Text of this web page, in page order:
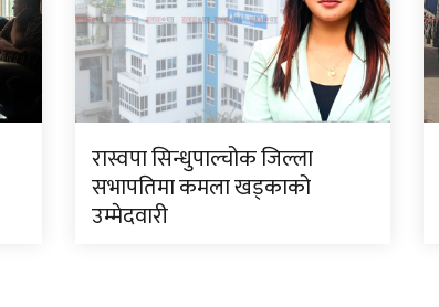
रास्वपा सिन्धुपाल्चोक जिल्ला
सभापतिमा कमला खड्काको
उम्मेदवारी